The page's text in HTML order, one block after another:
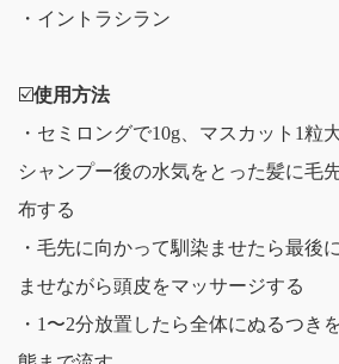
・イントラシラン
☑️使用方法
・セミロングで10g、マスカット1粒
シャンプー後の水気をとった髪に毛
布する
・毛先に向かって馴染ませたら最後
ませながら頭皮をマッサージする
・1〜2分放置したら全体にぬるつき